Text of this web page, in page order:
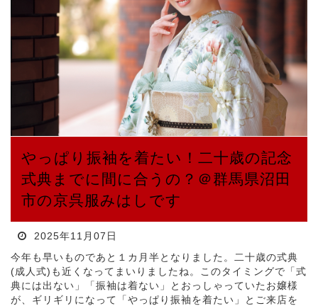
やっぱり振袖を着たい！二十歳の記念
式典までに間に合うの？＠群馬県沼田
市の京呉服みはしです
2025年11月07日
今年も早いものであと１カ月半となりました。二十歳の式典
(成人式)も近くなってまいりましたね。このタイミングで「式
典には出ない」「振袖は着ない」とおっしゃっていたお嬢様
が、ギリギリになって「やっぱり振袖を着たい」とご来店を